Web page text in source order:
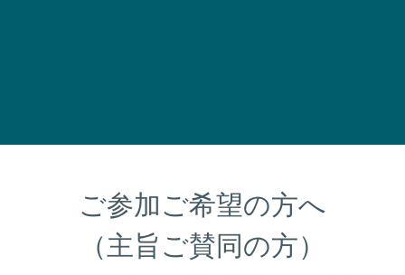
ご参加ご希望の方へ
（主旨ご賛同の方）